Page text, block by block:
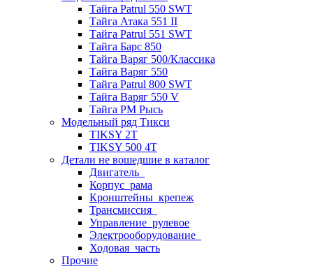
Тайга Patrul 550 SWT
Тайга Атака 551 II
Тайга Patrul 551 SWT
Тайга Барс 850
Тайга Варяг 500/Классика
Тайга Варяг 550
Тайга Patrul 800 SWT
Тайга Варяг 550 V
Тайга РМ Рысь
Модельный ряд Тикси
TIKSY 2T
TIKSY 500 4T
Детали не вошедшие в каталог
Двигатель_
Корпус_рама
Кронштейны_крепеж
Трансмиссия_
Управление_рулевое
Электрооборудование_
Ходовая_часть
Прочие